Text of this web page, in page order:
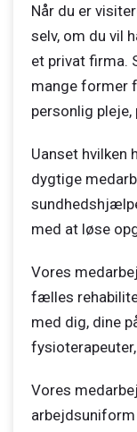
Når du er
selv, om du vil
et privat firma.
mange former
personlig
Uanset hvilken
dygtige
med at løse
Vores
fælles
med dig, dine
Vores
arbejdsuniform